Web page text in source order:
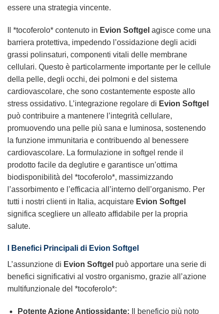
essere una strategia vincente.
Il *tocoferolo* contenuto in Evion Softgel agisce come una
barriera protettiva, impedendo l’ossidazione degli acidi
grassi polinsaturi, componenti vitali delle membrane
cellulari. Questo è particolarmente importante per le cellule
della pelle, degli occhi, dei polmoni e del sistema
cardiovascolare, che sono costantemente esposte allo
stress ossidativo. L’integrazione regolare di Evion Softgel
può contribuire a mantenere l’integrità cellulare,
promuovendo una pelle più sana e luminosa, sostenendo
la funzione immunitaria e contribuendo al benessere
cardiovascolare. La formulazione in softgel rende il
prodotto facile da deglutire e garantisce un’ottima
biodisponibilità del *tocoferolo*, massimizzando
l’assorbimento e l’efficacia all’interno dell’organismo. Per
tutti i nostri clienti in Italia, acquistare Evion Softgel
significa scegliere un alleato affidabile per la propria
salute.
I Benefici Principali di Evion Softgel
L’assunzione di Evion Softgel può apportare una serie di
benefici significativi al vostro organismo, grazie all’azione
multifunzionale del *tocoferolo*:
Potente Azione Antiossidante: Il beneficio più noto